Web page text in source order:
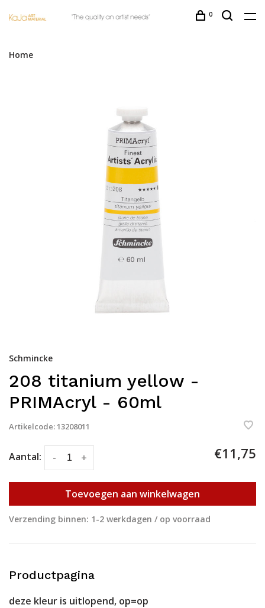
0
Home
Schmincke
208 titanium yellow -
PRIMAcryl - 60ml
Artikelcode:13208011
Aantal: +
- €11,75
Toevoegen aan winkelwagen
Verzending binnen: 1-2 werkdagen / op voorraad
Productpagina
deze kleur is uitlopend, op=op